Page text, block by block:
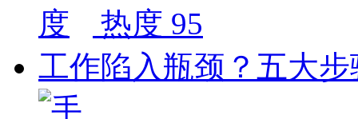
热度 95
工作陷入瓶颈？五大